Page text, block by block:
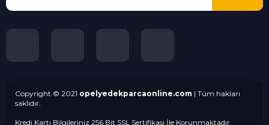
Copyright © 2021 opelyedekparcaonline.com | Tüm hakları
saklıdır.
Kredi Kartı Bilgileriniz 256 Bit SSL Sertifikası İle Korunmaktadır.